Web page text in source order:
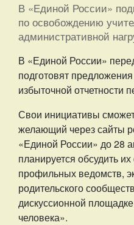
В «Единой России»
по освобождению
административной
В «Единой России»
подготовят
избыточной отчетности
Свои инициативы
желающий через сайты
«Единой России» до 28
планируется обсудить
профильных ведомств,
родительского
дискуссионной
человека».